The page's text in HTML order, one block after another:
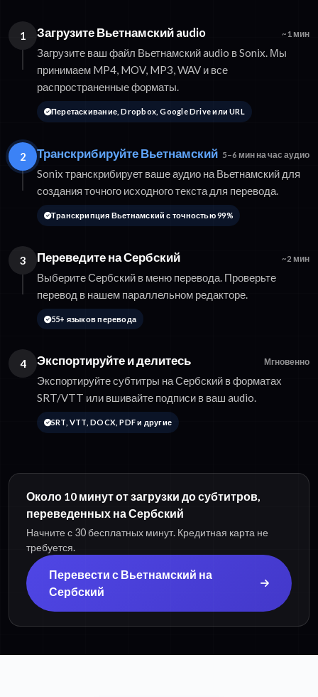
1 Загрузите Вьетнамский audio ~1 мин
Загрузите ваш файл Вьетнамский audio в Sonix. Мы
принимаем MP4, MOV, MP3, WAV и все
распространенные форматы.
Перетаскивание, Dropbox, Google Drive или URL
2 Транскрибируйте Вьетнамский 5–6 мин на час аудио
Sonix транскрибирует ваше аудио на Вьетнамский для
создания точного исходного текста для перевода.
Транскрипция Вьетнамский с точностью 99%
3 Переведите на Сербский ~2 мин
Выберите Сербский в меню перевода. Проверьте
перевод в нашем параллельном редакторе.
55+ языков перевода
4 Экспортируйте и делитесь Мгновенно
Экспортируйте субтитры на Сербский в форматах
SRT/VTT или вшивайте подписи в ваш audio.
SRT, VTT, DOCX, PDF и другие
Около 10 минут от загрузки до субтитров,
переведенных на Сербский
Начните с 30 бесплатных минут. Кредитная карта не
требуется.
Перевести с Вьетнамский на
Сербский